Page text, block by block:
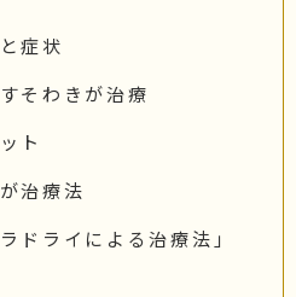
症状
そわきが治療
ト
治療法
ドライによる治療法」